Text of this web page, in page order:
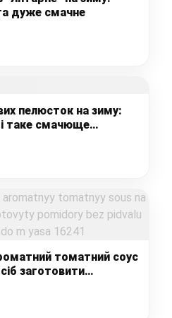
дуже смачне
пелюсток на зиму:
таке смачюще
випічки
томатний соус
заготовити
додаю в супи, до